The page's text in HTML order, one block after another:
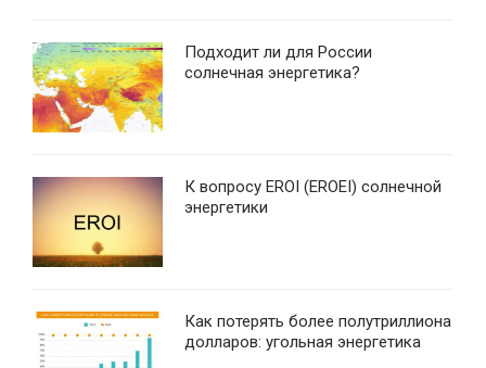
Подходит ли для России
солнечная энергетика?
К вопросу EROI (EROEI) солнечной
энергетики
Как потерять более полутриллиона
долларов: угольная энергетика